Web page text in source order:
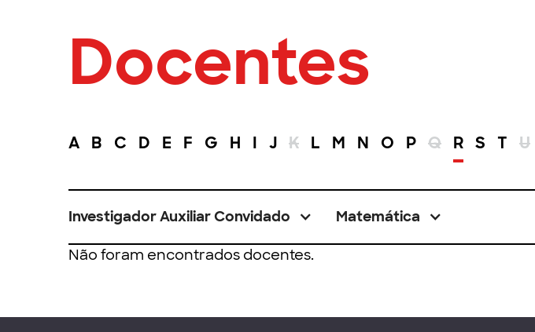
Docentes
A B C D E F G H I J K L M N O P Q R S T U
Investigador Auxiliar Convidado Matemática
Não foram encontrados docentes.